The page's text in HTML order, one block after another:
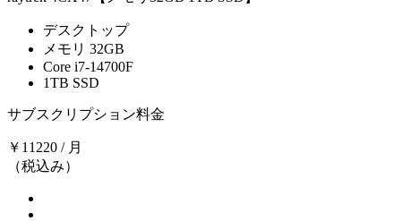
デスクトップ
メモリ 32GB
Core i7-14700F
1TB SSD
サブスクリプション料金
￥11220 / 月
（税込み）